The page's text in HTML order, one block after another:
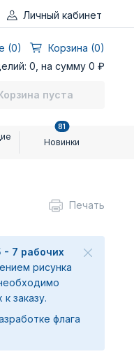
Личный кабинет
(0)
Корзина (0)
0, на сумму 0 ₽
пуста
Новинки
81
Печать
- 7 рабочих
рисунка
заказу.
флага